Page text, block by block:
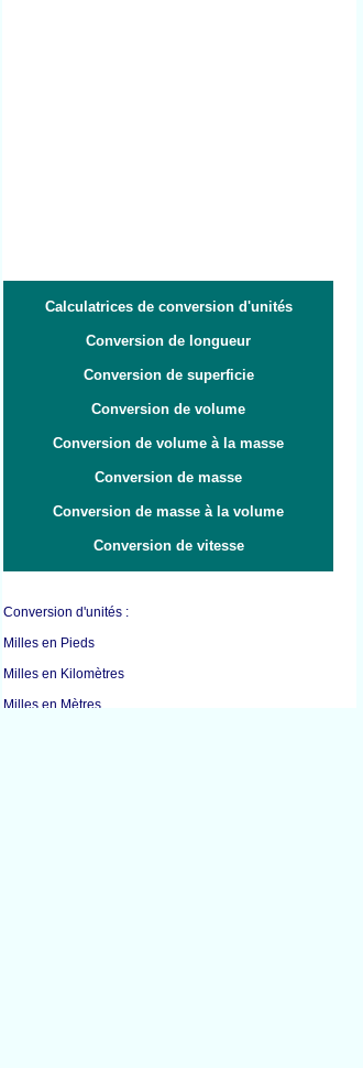
Calculatrices de conversion d'unités
Conversion de longueur
Conversion de superficie
Conversion de volume
Conversion de volume à la masse
Conversion de masse
Conversion de masse à la volume
Conversion de vitesse
Conversion d'unités :
Milles en Pieds
Milles en Kilomètres
Milles en Mètres